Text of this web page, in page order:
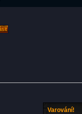
Varování!